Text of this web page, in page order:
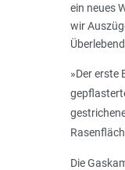
ein neues
wir
»Der erste
Die